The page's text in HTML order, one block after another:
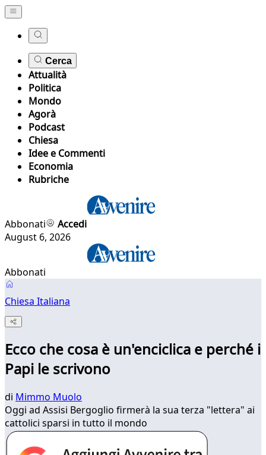
Cerca
Attualità
Politica
Mondo
Agorà
Podcast
Chiesa
Idee e Commenti
Economia
Rubriche
Abbonati
Accedi
August 6, 2026
Abbonati
Chiesa Italiana
Ecco che cosa è un'enciclica e perché i
Papi le scrivono
di Mimmo Muolo
Oggi ad Assisi Bergoglio firmerà la sua terza "lettera" ai
cattolici sparsi in tutto il mondo